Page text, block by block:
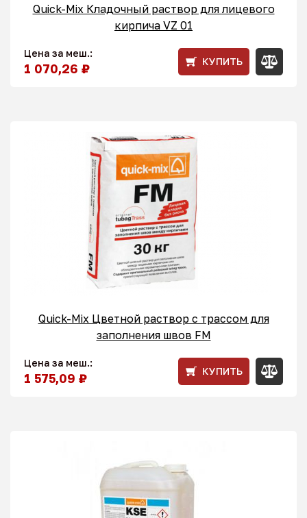
Quick-Mix Кладочный раствор для лицевого
кирпича VZ 01
Цена за меш.:
1 070,26 ₽ КУПИТЬ
Quick-Mix Цветной раствор с трассом для
заполнения швов FM
Цена за меш.:
1 575,09 ₽ КУПИТЬ